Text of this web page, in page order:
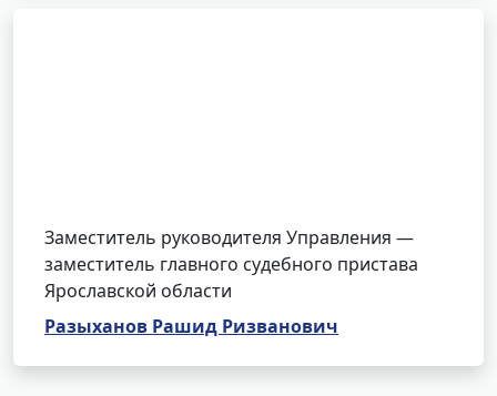
Заместитель руководителя Управления —
заместитель главного судебного пристава
Ярославской области
Разыханов Рашид Ризванович